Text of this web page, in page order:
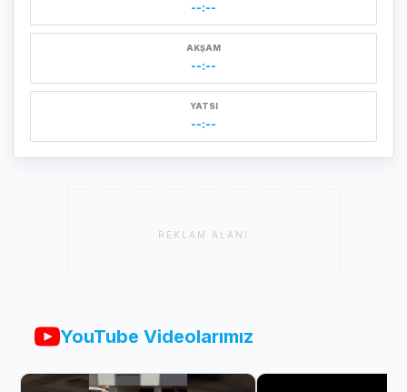
--:--
AKŞAM
--:--
YATSI
--:--
REKLAM ALANI
YouTube Videolarımız